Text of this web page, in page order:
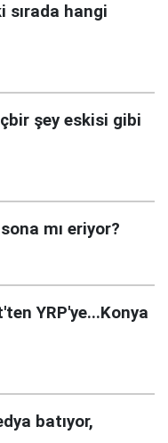
sırada hangi
şey eskisi gibi
mı eriyor?
YRP'ye...Konya
batıyor,